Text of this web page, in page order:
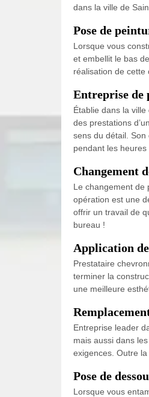
dans la ville de
Pose de
Lorsque vous
et embellit le bas
réalisation de cette
Entreprise de
Établie dans la
des prestations
sens du détail.
pendant les heures
Changement
Le changement de
opération est une
offrir un travail de
bureau !
Application
Prestataire
terminer la
une meilleure
Entreprise leader
mais aussi dans
exigences. Outre
Pose de
Lorsque vous